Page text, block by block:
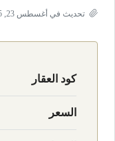
تحديث في أغسطس 23, 2025 في 11:48 ص
كود العقار
السعر